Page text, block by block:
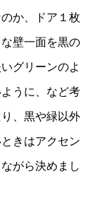
か、ドア１枚
壁一面を黒の
グリーンのよ
うに、など考
、黒や緑以外
きはアクセン
がら決めまし